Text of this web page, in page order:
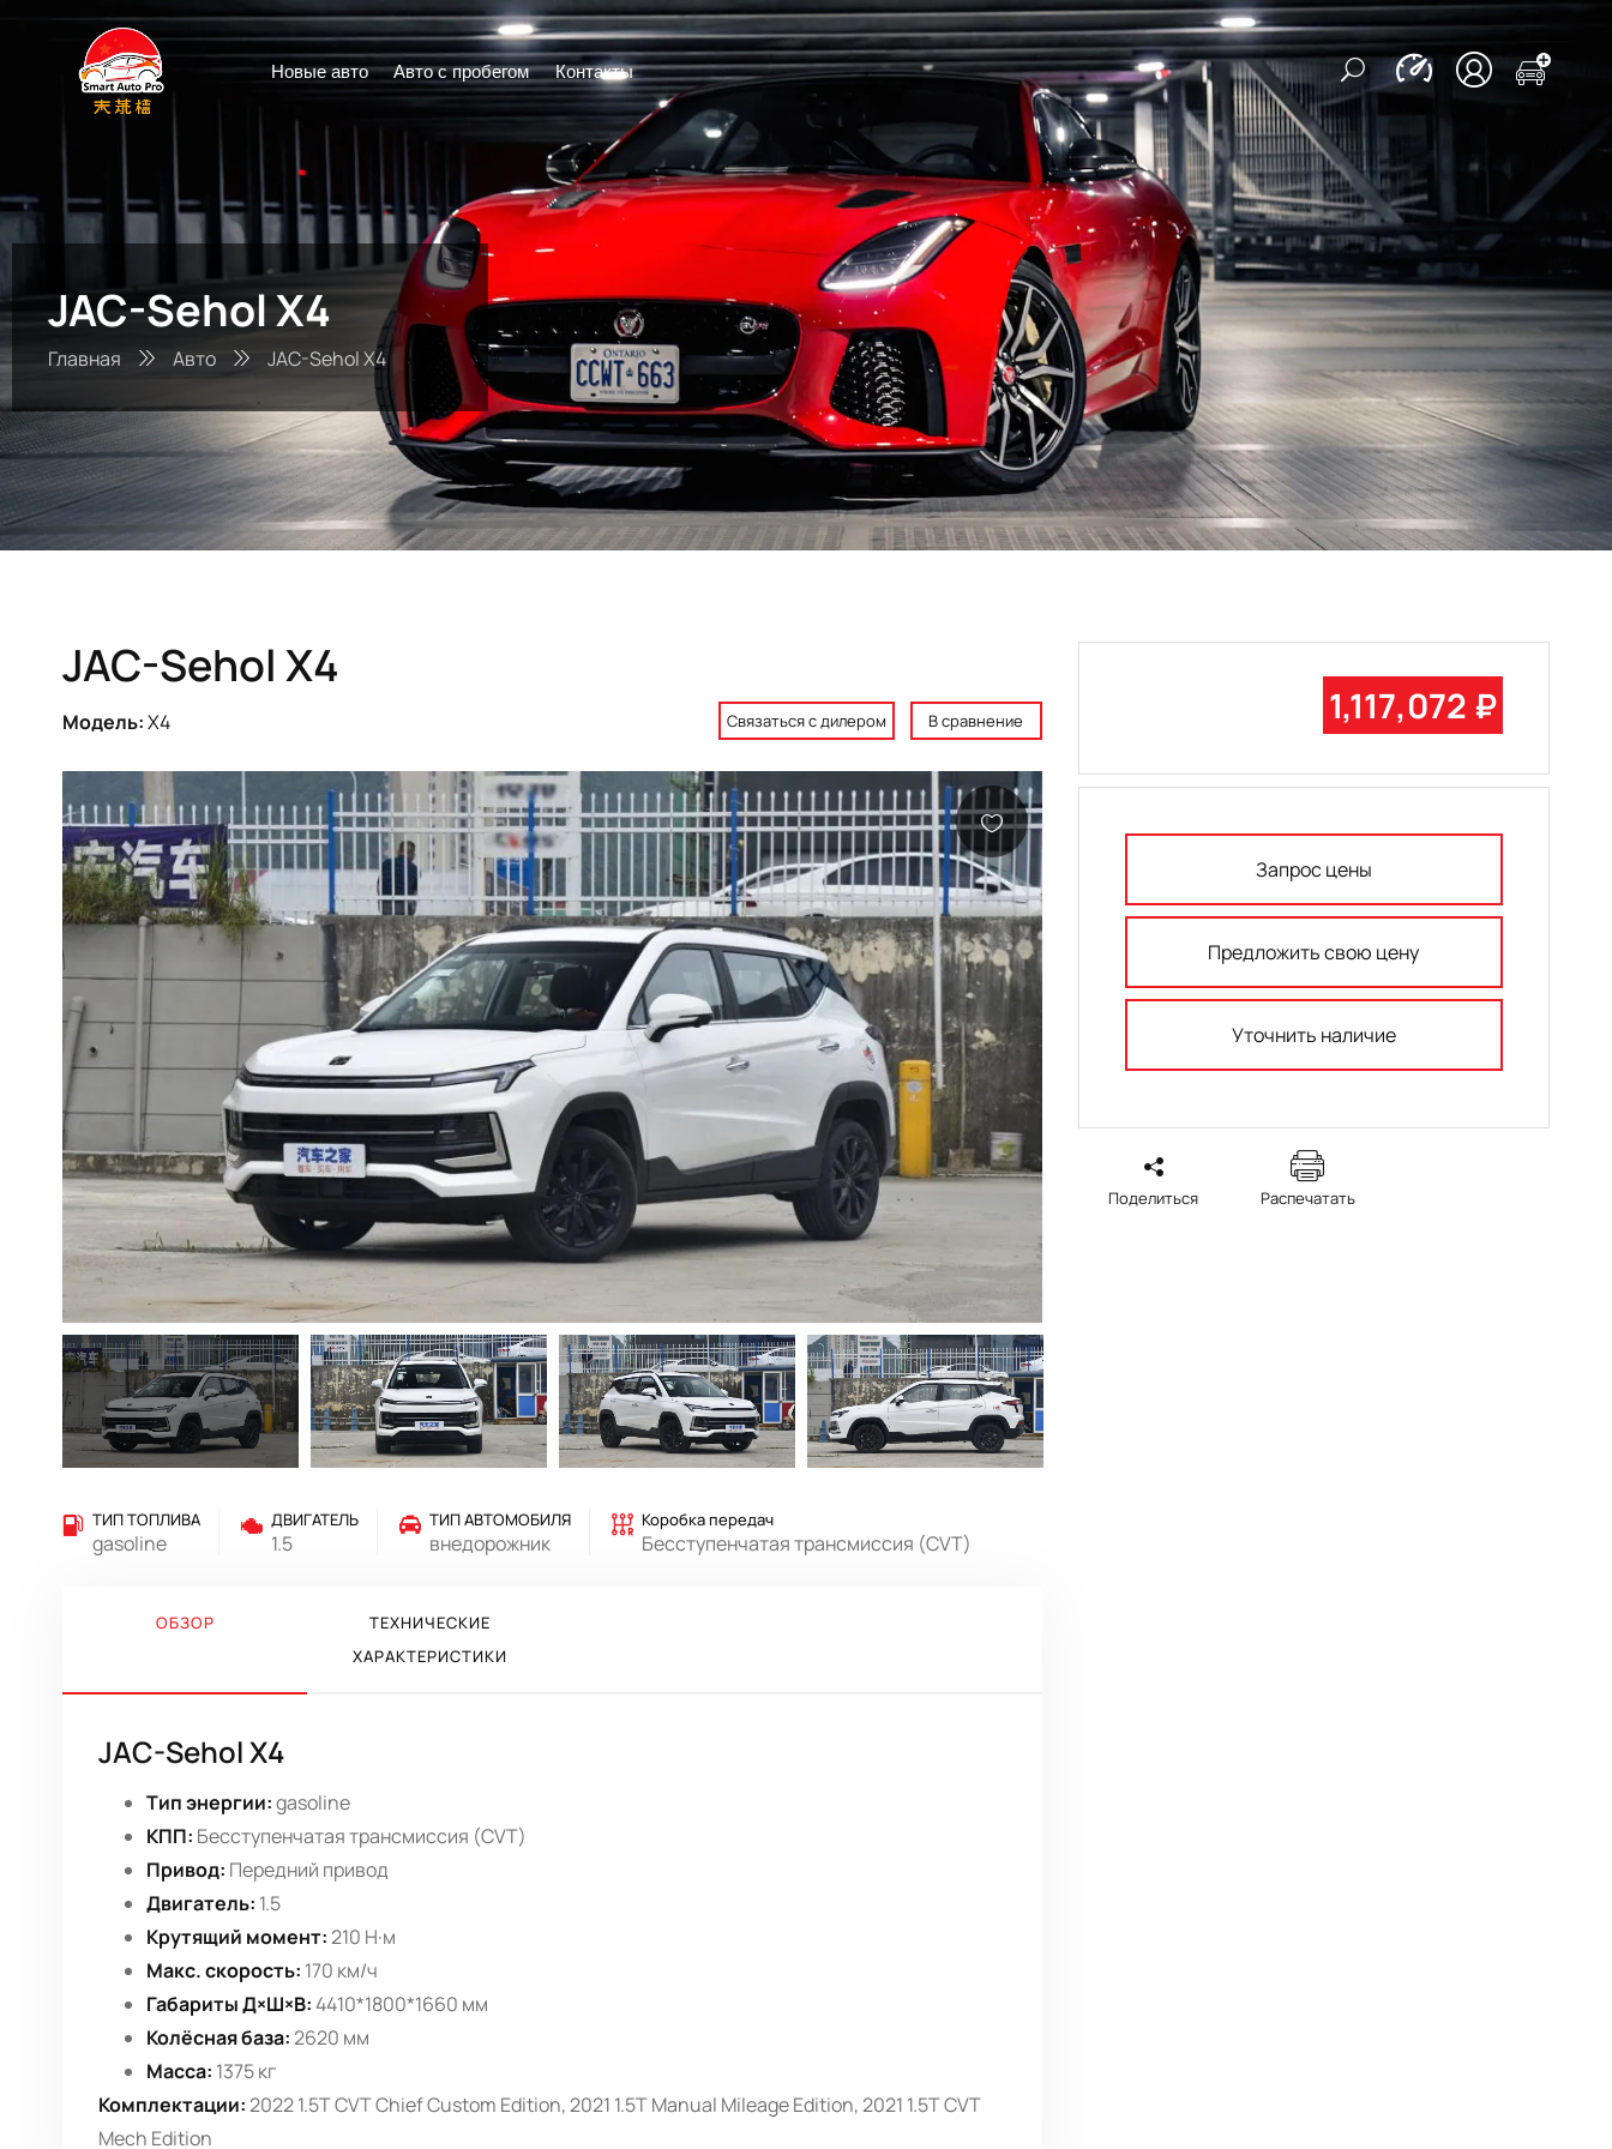
Новые авто Авто с пробегом Контакты
JAC-Sehol X4
Главная Авто JAC-Sehol X4
JAC-Sehol X4
Модель:X4 Связаться с дилером В сравнение
ТИП ТОПЛИВА
gasoline
ДВИГАТЕЛЬ
1.5
ТИП АВТОМОБИЛЯ
внедорожник
Коробка передач
Бесступенчатая трансмиссия (CVT)
ОБЗОР
ТЕХНИЧЕСКИЕ
ХАРАКТЕРИСТИКИ
JAC-Sehol X4
Тип энергии:gasoline
КПП: Бесступенчатая трансмиссия (CVT)
Привод: Передний привод
Двигатель: 1.5
Крутящий момент:210 Н·м
Макс. скорость: 170 км/ч
Габариты Д×Ш×В: 4410*1800*1660 мм
Колёсная база:2620 мм
Масса: 1375 кг
Комплектации:2022 1.5T CVT Chief Custom Edition, 2021 1.5T Manual Mileage Edition, 2021 1.5T CVT
Mech Edition
1,117,072 ₽
Запрос цены
Предложить свою цену
Уточнить наличие
Поделиться Распечатать